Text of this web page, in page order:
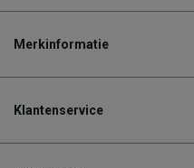
Merkinformatie
Klantenservice